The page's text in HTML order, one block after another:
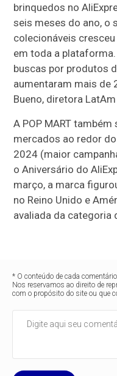
brinquedos no
seis meses do ano, o
colecionáveis
em toda a
buscas por produtos
aumentaram mais de
Bueno, diretora
A POP MART
mercados ao redor
2024 (maior
o Aniversário do
março, a marca
no Reino Unido e
avaliada da categoria
* O conteúdo de cada
Nos reservamos ao direito de
com o propósito do site ou que